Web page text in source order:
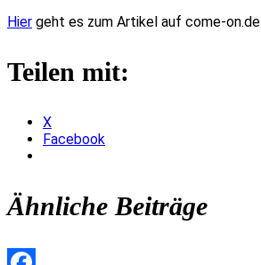
Hier geht es zum Artikel auf come-on.de
Teilen mit:
X
Facebook
Ähnliche Beiträge